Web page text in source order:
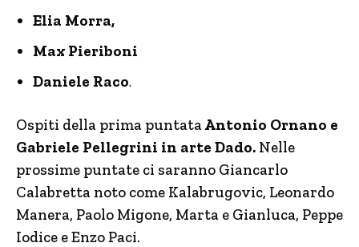
Elia Morra,
Max Pieriboni
Daniele Raco.
Ospiti della prima puntataAntonio Ornano e
Gabriele Pellegrini in arte Dado. Nelle
prossime puntate ci saranno Giancarlo
Calabretta noto come Kalabrugovic, Leonardo
Manera, Paolo Migone, Marta e Gianluca, Peppe
Iodice e Enzo Paci.